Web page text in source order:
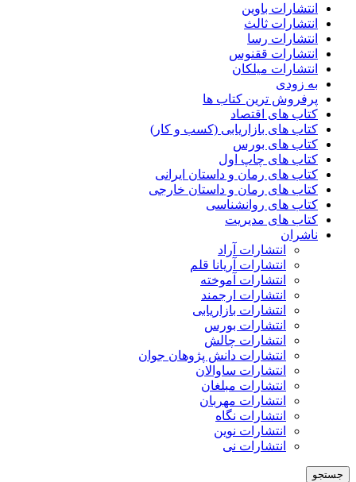
انتشارات باوین
انتشارات ثالث
انتشارات رسا
انتشارات ققنوس
انتشارات میلکان
به زودی
پرفروش ترین کتاب ها
کتاب های اقتصاد
کتاب های بازاریابی (کسب و کار)
کتاب های بورس
کتاب های چاپ اول
کتاب های رمان و داستان ایرانی
کتاب های رمان و داستان خارجی
کتاب های روانشناسی
کتاب های مدیریت
ناشران
انتشارات آراد
انتشارات آریانا قلم
انتشارات آموخته
انتشارات ارجمند
انتشارات بازاریابی
انتشارات بورس
انتشارات چالش
انتشارات دانش پژوهان جوان
انتشارات ساوالان
انتشارات مبلغان
انتشارات مهربان
انتشارات نگاه
انتشارات نوین
انتشارات نی
جستجو